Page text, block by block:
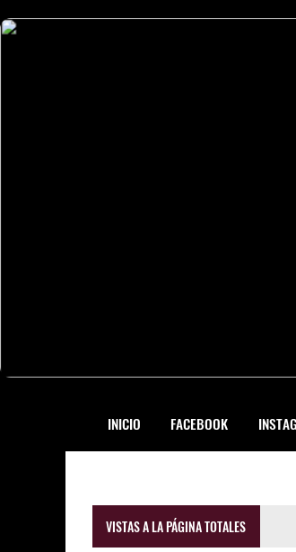
INICIO FACEBOOK
VISTAS A LA PÁGINA TOTALES